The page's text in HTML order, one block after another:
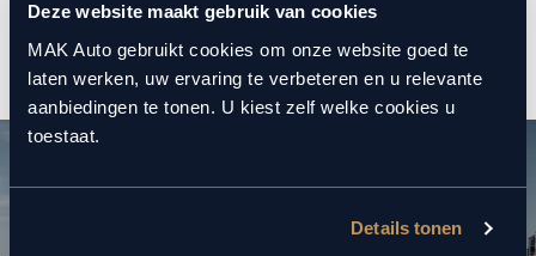
Deze website maakt gebruik van cookies
MAK Auto gebruikt cookies om onze website goed te
laten werken, uw ervaring te verbeteren en u relevante
aanbiedingen te tonen. U kiest zelf welke cookies u
toestaat.
Details tonen
1/ 12